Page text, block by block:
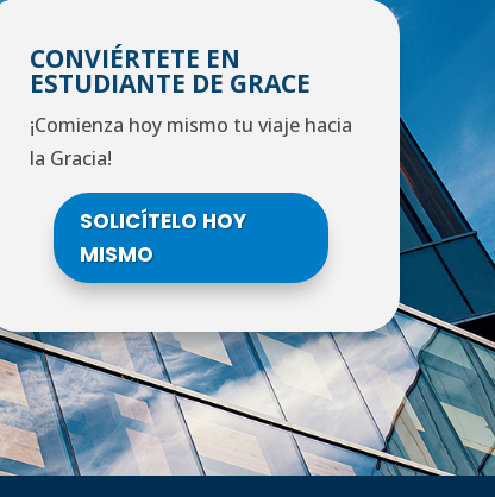
CONVIÉRTETE EN
ESTUDIANTE DE GRACE
¡Comienza hoy mismo tu viaje hacia
la Gracia!
SOLICÍTELO HOY
MISMO